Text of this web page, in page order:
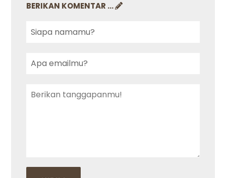
BERIKAN KOMENTAR ...